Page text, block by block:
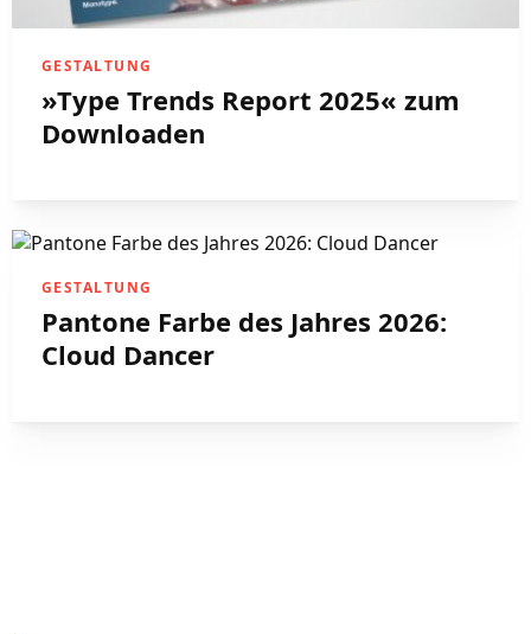
GESTALTUNG
»Type Trends Report 2025« zum
Downloaden
GESTALTUNG
Pantone Farbe des Jahres 2026:
Cloud Dancer